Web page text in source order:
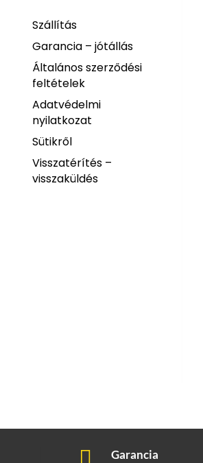
Szállítás
Garancia – jótállás
Általános szerződési
feltételek
Adatvédelmi
nyilatkozat
Sütikről
Visszatérítés –
visszaküldés
Garancia